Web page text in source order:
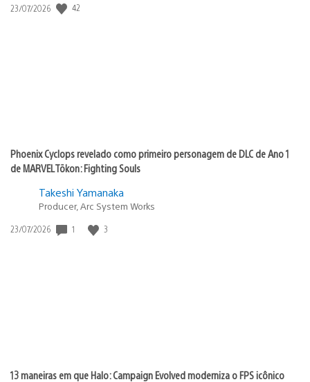
Data
23/07/2026 42
Phoenix Cyclops revelado como primeiro personagem de DLC de Ano 1
de MARVEL Tōkon: Fighting Souls
Takeshi Yamanaka
Producer, Arc System Works
Data
23/07/2026 1 3
13 maneiras em que Halo: Campaign Evolved moderniza o FPS icônico